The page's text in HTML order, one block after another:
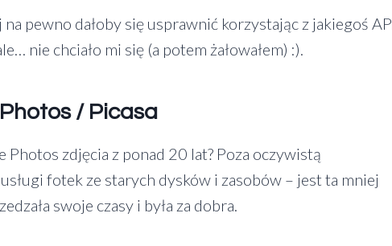
pewno dałoby się usprawnić korzystając z jakiegoś
nie chciało mi się (a potem żałowałem) :).
/ Picasa
Photos zdjęcia z ponad 20 lat? Poza oczywistą
fotek ze starych dysków i zasobów – jest ta mniej
swoje czasy i była za dobra.